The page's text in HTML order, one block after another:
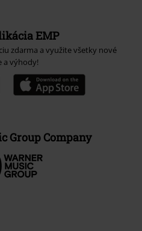
EMP
zdarma a využite všetky nové
a výhody!
Group Company